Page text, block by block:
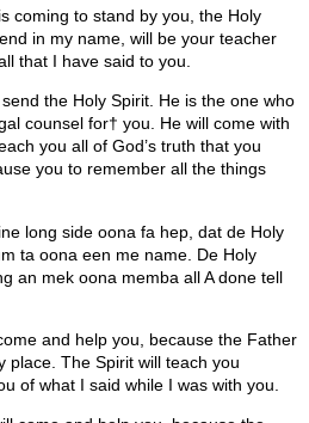
coming to stand by you, the Holy
in my name, will be your teacher
that I have said to you.
the Holy Spirit. He is the one who
counsel for† you. He will come with
you all of God’s truth that you
you to remember all the things
long side oona fa hep, dat de Holy
ta oona een me name. De Holy
an mek oona memba all A done tell
and help you, because the Father
place. The Spirit will teach you
of what I said while I was with you.